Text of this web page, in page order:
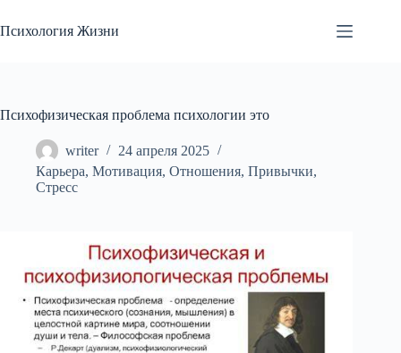
к
сути
Психология Жизни
Психофизическая проблема психологии это
writer
24 апреля 2025
Карьера, Мотивация, Отношения, Привычки,
Стресс